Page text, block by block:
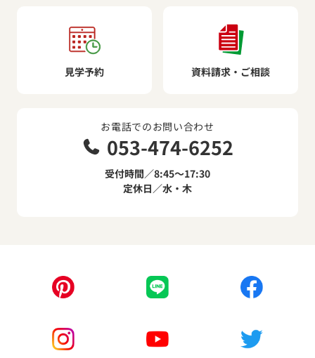
見学予約 資料請求・ご相談
お電話でのお問い合わせ
053-474-6252
受付時間／8:45～17:30
定休日／水・木